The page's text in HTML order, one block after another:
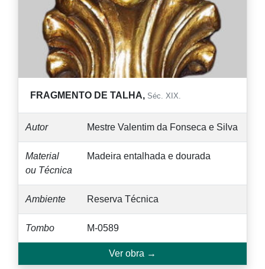
FRAGMENTO DE TALHA, Séc. XIX.
Autor Mestre Valentim da Fonseca e Silva
Material
ou Técnica
Madeira entalhada e dourada
Ambiente Reserva Técnica
Tombo M-0589
Ver obra →